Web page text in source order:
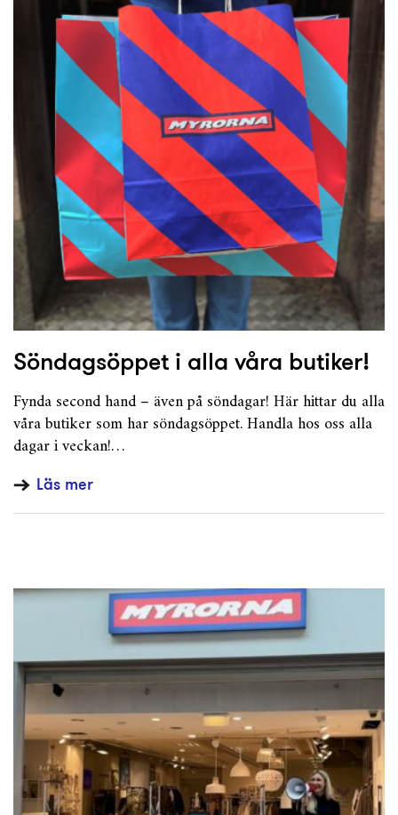
Söndagsöppet i alla våra butiker!
Fynda second hand – även på söndagar! Här hittar du alla
våra butiker som har söndagsöppet. Handla hos oss alla
dagar i veckan!…
Läs mer